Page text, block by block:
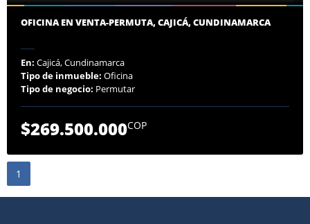
OFICINA EN VENTA-PERMUTA, CAJICÁ, CUNDINAMARCA
En: Cajicá, Cundinamarca
Tipo de inmueble: Oficina
Tipo de negocio: Permutar
$269.500.000COP
1